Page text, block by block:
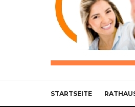
STARTSEITE